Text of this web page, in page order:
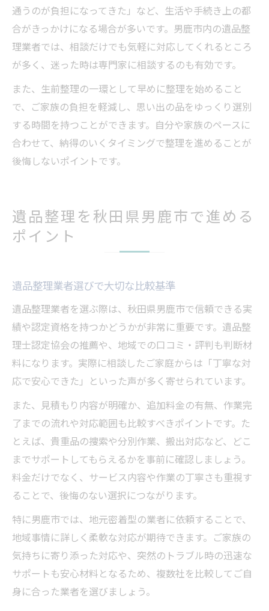
通うのが負担になってきた」など、生活や手続き上の都
合がきっかけになる場合が多いです。男鹿市内の遺品整
理業者では、相談だけでも気軽に対応してくれるところ
が多く、迷った時は専門家に相談するのも有効です。
また、生前整理の一環として早めに整理を始めること
で、ご家族の負担を軽減し、思い出の品をゆっくり選別
する時間を持つことができます。自分や家族のペースに
合わせて、納得のいくタイミングで整理を進めることが
後悔しないポイントです。
遺品整理を秋田県男鹿市で進める
ポイント
遺品整理業者選びで大切な比較基準
遺品整理業者を選ぶ際は、秋田県男鹿市で信頼できる実
績や認定資格を持つかどうかが非常に重要です。遺品整
理士認定協会の推薦や、地域での口コミ・評判も判断材
料になります。実際に相談したご家庭からは「丁寧な対
応で安心できた」といった声が多く寄せられています。
また、見積もり内容が明確か、追加料金の有無、作業完
了までの流れや対応範囲も比較すべきポイントです。た
とえば、貴重品の捜索や分別作業、搬出対応など、どこ
までサポートしてもらえるかを事前に確認しましょう。
料金だけでなく、サービス内容や作業の丁寧さも重視す
ることで、後悔のない選択につながります。
特に男鹿市では、地元密着型の業者に依頼することで、
地域事情に詳しく柔軟な対応が期待できます。ご家族の
気持ちに寄り添った対応や、突然のトラブル時の迅速な
サポートも安心材料となるため、複数社を比較してご自
身に合った業者を選びましょう。